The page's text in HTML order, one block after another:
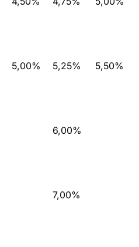
5,00% 5,25% 5,50%
6,00%
7,00%